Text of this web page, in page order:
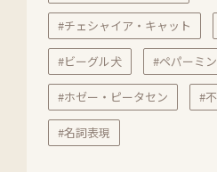
#チェシャイア・キャット
#ビーグル犬 #ペパーミ
#ホゼー・ピータセン #
#名詞表現